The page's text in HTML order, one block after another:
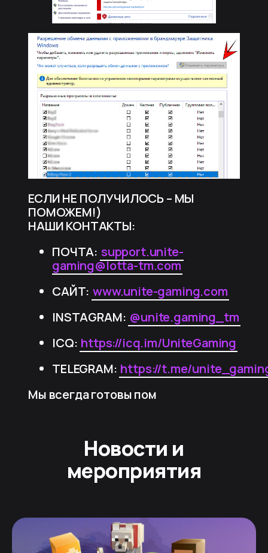
ЕСЛИ НЕ ПОЛУЧИЛОСЬ – МЫ
ПОМОЖЕМ!)
НАШИ КОНТАКТЫ:
ПОЧТА: support.unite-
gaming@lotta-tm.com
САЙТ: www.unite-gaming.com
INSTAGRAM: @unite.gaming_tm
ICQ: https://icq.im/UniteGaming
TELEGRAM: https://t.me/
Мы всегда готовы пом
Новости и
мероприятия